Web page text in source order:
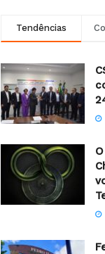
Tendências